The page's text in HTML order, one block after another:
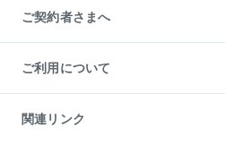
LEGACIA（レガシア）
相続サポート
リフォームサポート
ご契約者さまへ
ご紹介・再契約特典
入居者様専用-各種ご案内（賃貸）
東急こすもす会「こすもすWeb」
ご利用について
金融商品取引について
東急リバブル ソーシャルメディアポリシー
関連リンク